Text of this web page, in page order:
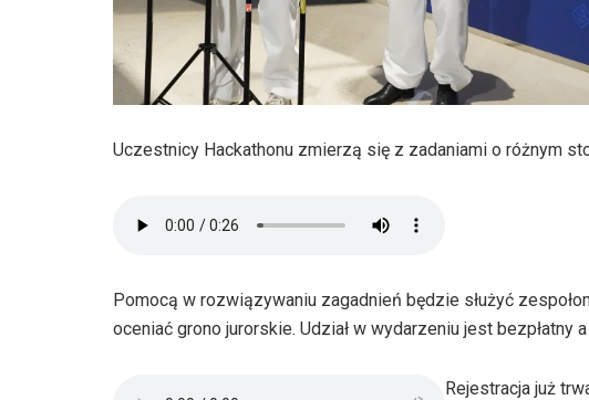
Uczestnicy Hackathonu zmierzą się z zadaniami o różnym
Pomocą w rozwiązywaniu zagadnień będzie służyć
oceniać grono jurorskie. Udział w wydarzeniu jest
Rejestracja już